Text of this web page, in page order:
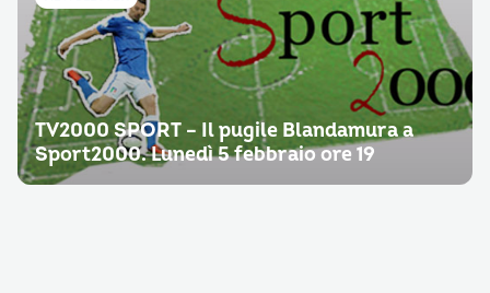
TV2000 SPORT – Il pugile Blandamura a
Sport2000. Lunedì 5 febbraio ore 19